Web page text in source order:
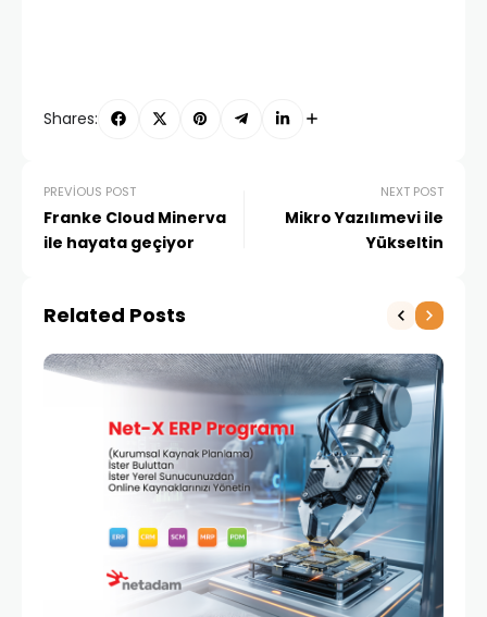
Shares:
PREVIOUS POST
Franke Cloud Minerva
ile hayata geçiyor
NEXT POST
Mikro Yazılımevi ile
Yükseltin
Related Posts